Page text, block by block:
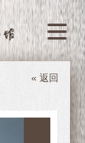
« 返回